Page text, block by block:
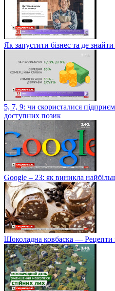
Як запустити бізнес та де
5, 7, 9: чи скористалися
доступних позик
Google – 23: як виникла
Шоколадна ковбаска — Рецепти